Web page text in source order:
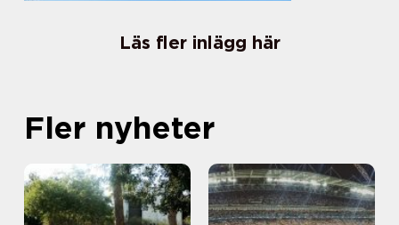
Läs fler inlägg här
Fler nyheter